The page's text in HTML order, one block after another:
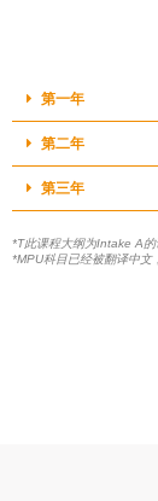
第一年
第二年
第三年
*T此课程大纲为Intake A的
*MPU科目已经被翻译中文